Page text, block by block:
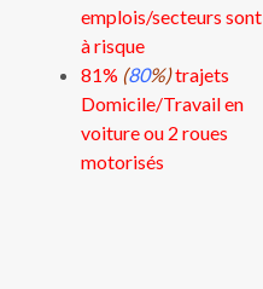
emplois/secteurs sont
à risque
81% (80%)trajets
Domicile/Travail en
voiture ou 2 roues
motorisés